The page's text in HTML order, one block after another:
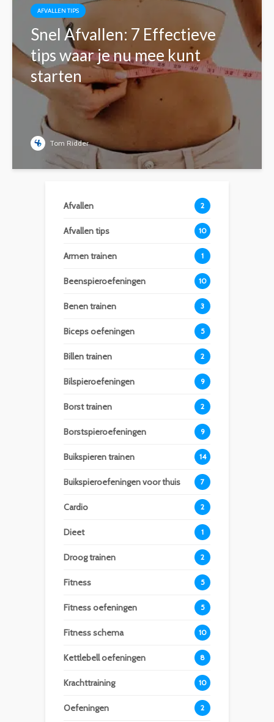
AFVALLEN TIPS
Snel Afvallen: 7 Effectieve
tips waar je nu mee kunt
starten
Tom Ridder
Afvallen 2
Afvallen tips 10
Armen trainen 1
Beenspieroefeningen 10
Benen trainen 3
Biceps oefeningen 5
Billen trainen 2
Bilspieroefeningen 9
Borst trainen 2
Borstspieroefeningen 9
Buikspieren trainen 14
Buikspieroefeningen voor thuis 7
Cardio 2
Dieet 1
Droog trainen 2
Fitness 5
Fitness oefeningen 5
Fitness schema 10
Kettlebell oefeningen 8
Krachttraining 10
Oefeningen 2